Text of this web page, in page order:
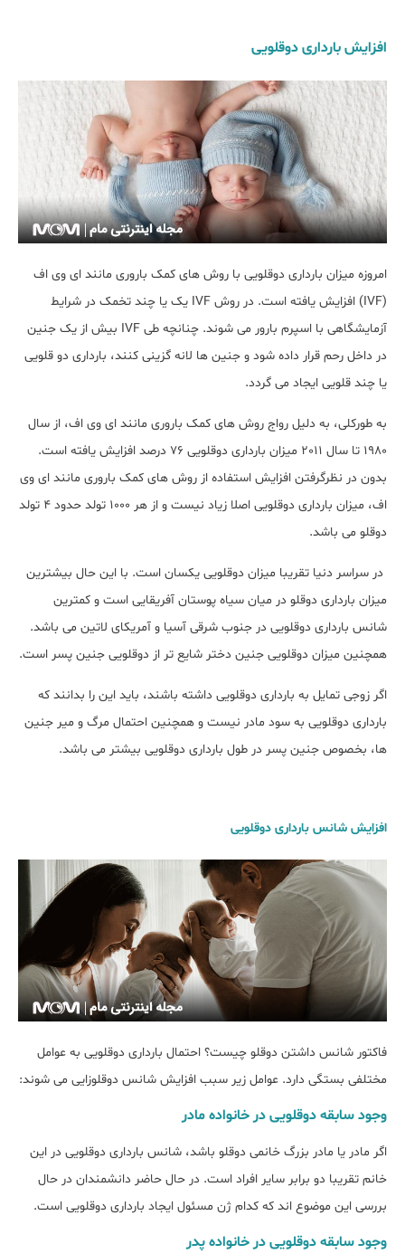
افزایش بارداری دوقلویی
امروزه میزان بارداری دوقلویی با روش های کمک باروری مانند ای وی اف
(IVF) افزایش یافته است. در روش IVF یک یا چند تخمک در شرایط
آزمایشگاهی با اسپرم بارور می شوند. چنانچه طی IVF بیش از یک جنین
در داخل رحم قرار داده شود و جنین ها لانه گزینی کنند، بارداری دو قلویی
یا چند قلویی ایجاد می گردد.
به طورکلی، به دلیل رواج روش های کمک باروری مانند ای وی اف، از سال
1980 تا سال 2011 میزان بارداری دوقلویی 76 درصد افزایش یافته است.
بدون در نظرگرفتن افزایش استفاده از روش های کمک باروری مانند ای وی
اف، میزان بارداری دوقلویی اصلا زیاد نیست و از هر 1000 تولد حدود 4 تولد
دوقلو می باشد.
در سراسر دنیا تقریبا میزان دوقلویی یکسان است. با این حال بیشترین
میزان بارداری دوقلو در میان سیاه پوستان آفریقایی است و کمترین
شانس بارداری دوقلویی در جنوب شرقی آسیا و آمریکای لاتین می باشد.
همچنین میزان دوقلویی جنین دختر شایع تر از دوقلویی جنین پسر است.
اگر زوجی تمایل به بارداری دوقلویی داشته باشند، باید این را بدانند که
بارداری دوقلویی به سود مادر نیست و همچنین احتمال مرگ و میر جنین
ها، بخصوص جنین پسر در طول بارداری دوقلویی بیشتر می باشد.
افزایش شانس بارداری دوقلویی
فاکتور شانس داشتن دوقلو چیست؟ احتمال بارداری دوقلویی به عوامل
مختلفی بستگی دارد. عوامل زیر سبب افزایش شانس دوقلوزایی می شوند:
وجود سابقه دوقلویی در خانواده مادر
اگر مادر یا مادر بزرگ خانمی دوقلو باشد، شانس بارداری دوقلویی در این
خانم تقریبا دو برابر سایر افراد است. در حال حاضر دانشمندان در حال
بررسی این موضوع اند که کدام ژن مسئول ایجاد بارداری دوقلویی است.
وجود سابقه دوقلویی در خانواده پدر